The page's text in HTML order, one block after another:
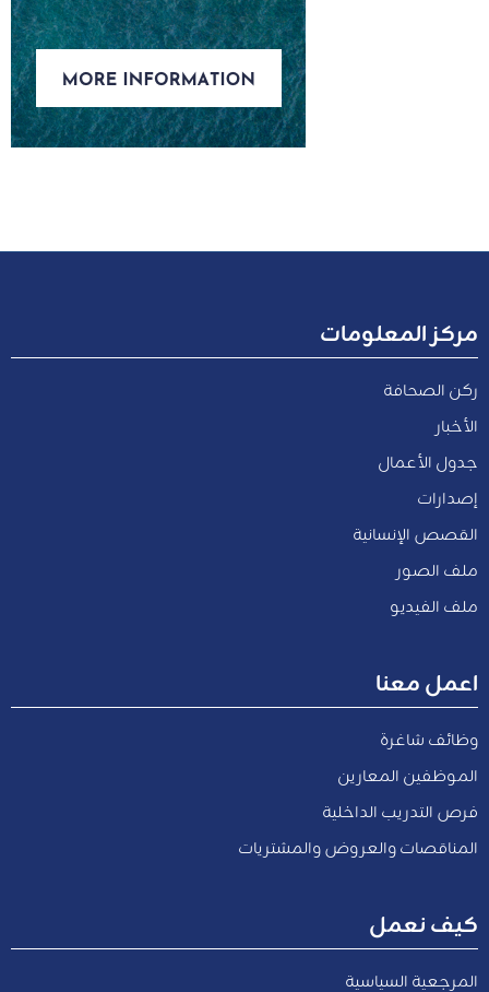
مركز المعلومات
ركن الصحافة
الأخبار
جدول الأعمال
إصدارات
القصص الإنسانية
ملف الصور
ملف الفيديو
اعمل معنا
وظائف شاغرة
الموظفين المعارين
فرص التدريب الداخلية
المناقصات والعروض والمشتريات
كيف نعمل
المرجعية السياسية